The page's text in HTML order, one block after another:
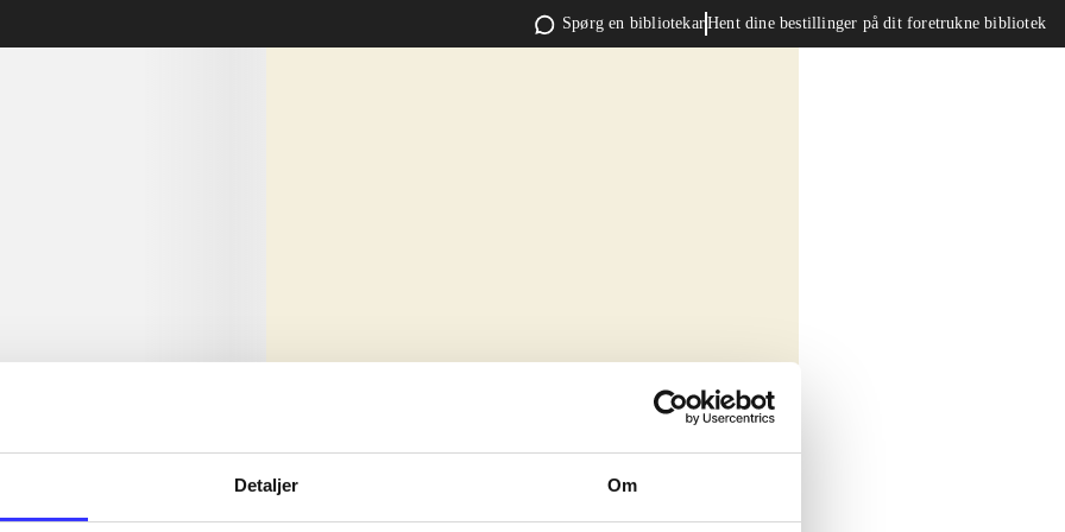
Detaljer Om
Spørg en bibliotekarHent dine bestillinger på dit foretrukne bibliotek
sit amet ...
sit amet ...